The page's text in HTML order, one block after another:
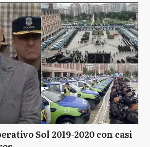
Sol 2019-2020 con casi